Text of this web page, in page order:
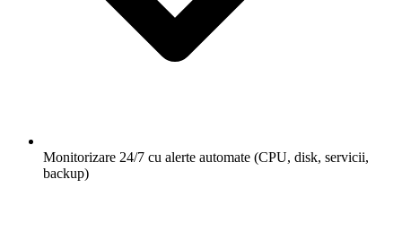
Monitorizare 24/7 cu alerte automate (CPU, disk, servicii,
backup)